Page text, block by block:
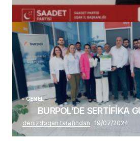
(başlıksız)
Alaattin Karahan tarafından 14/07/2026
GENEL
BURPOL’DE SERTİFİKA
denizdogan tarafından 19/07/2024